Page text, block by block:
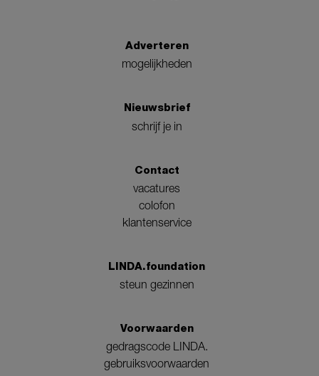
Adverteren
mogelijkheden
Nieuwsbrief
schrijf je in
Contact
vacatures
colofon
klantenservice
LINDA.foundation
steun gezinnen
Voorwaarden
gedragscode LINDA.
gebruiksvoorwaarden